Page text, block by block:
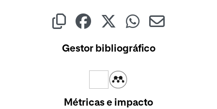
Gestor bibliográfico
Métricas e impacto